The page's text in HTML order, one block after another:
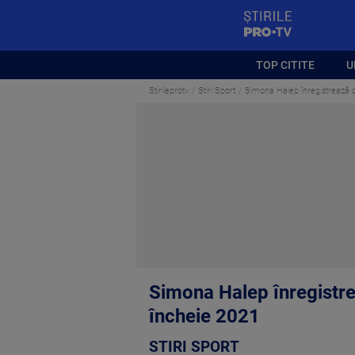
TOP CITITE
Stirileprotv Stiri Sport Simona Halep înregistrează
Simona Halep
încheie 2021
STIRI SPORT